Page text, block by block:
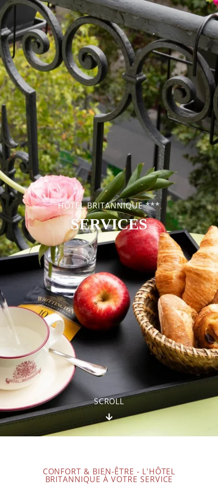
HÔTEL BRITANNIQUE ***
SERVICES
SCROLL
CONFORT & BIEN-ÊTRE - L'HÔTEL
BRITANNIQUE À VOTRE SERVICE